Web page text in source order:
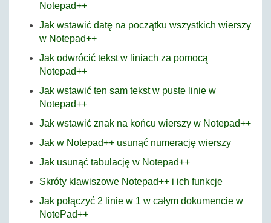
Notepad++
Jak wstawić datę na początku wszystkich wierszy
w Notepad++
Jak odwrócić tekst w liniach za pomocą
Notepad++
Jak wstawić ten sam tekst w puste linie w
Notepad++
Jak wstawić znak na końcu wierszy w Notepad++
Jak w Notepad++ usunąć numerację wierszy
Jak usunąć tabulację w Notepad++
Skróty klawiszowe Notepad++ i ich funkcje
Jak połączyć 2 linie w 1 w całym dokumencie w
NotePad++